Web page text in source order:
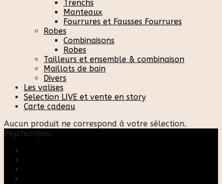
Trenchs
Manteaux
Fourrures et Fausses Fourrures
Robes
Combinaisons
Robes
Tailleurs et ensemble & combinaison
Maillots de bain
Divers
Les valises
Selection LIVE et vente en story
Carte cadeau
Aucun produit ne correspond à votre sélection.
Psychofripes